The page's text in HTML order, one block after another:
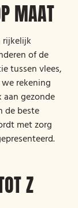
MAAT
rijkelijk
of de
tussen vlees,
rekening
gezonde
de beste
met zorg
Z